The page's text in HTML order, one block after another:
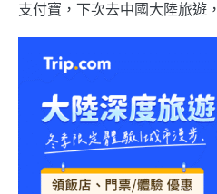
支付寶，下次去中國大陸旅遊